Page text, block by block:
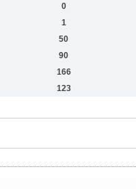
0
1
50
90
166
123